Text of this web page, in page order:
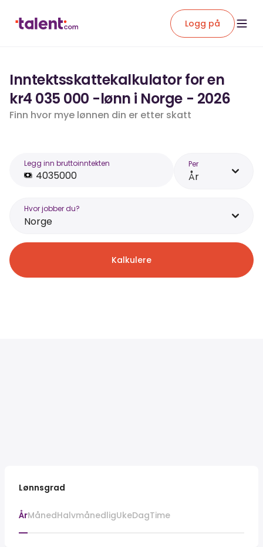
Logg på
Inntektsskattekalkulator for en
kr4 035 000 -lønn i Norge - 2026
Finn hvor mye lønnen din er etter skatt
Legg inn bruttoinntekten Per
År
Hvor jobber du?
Norge
Kalkulere
Lønnsgrad
ÅrMånedHalvmånedligUkeDagTime